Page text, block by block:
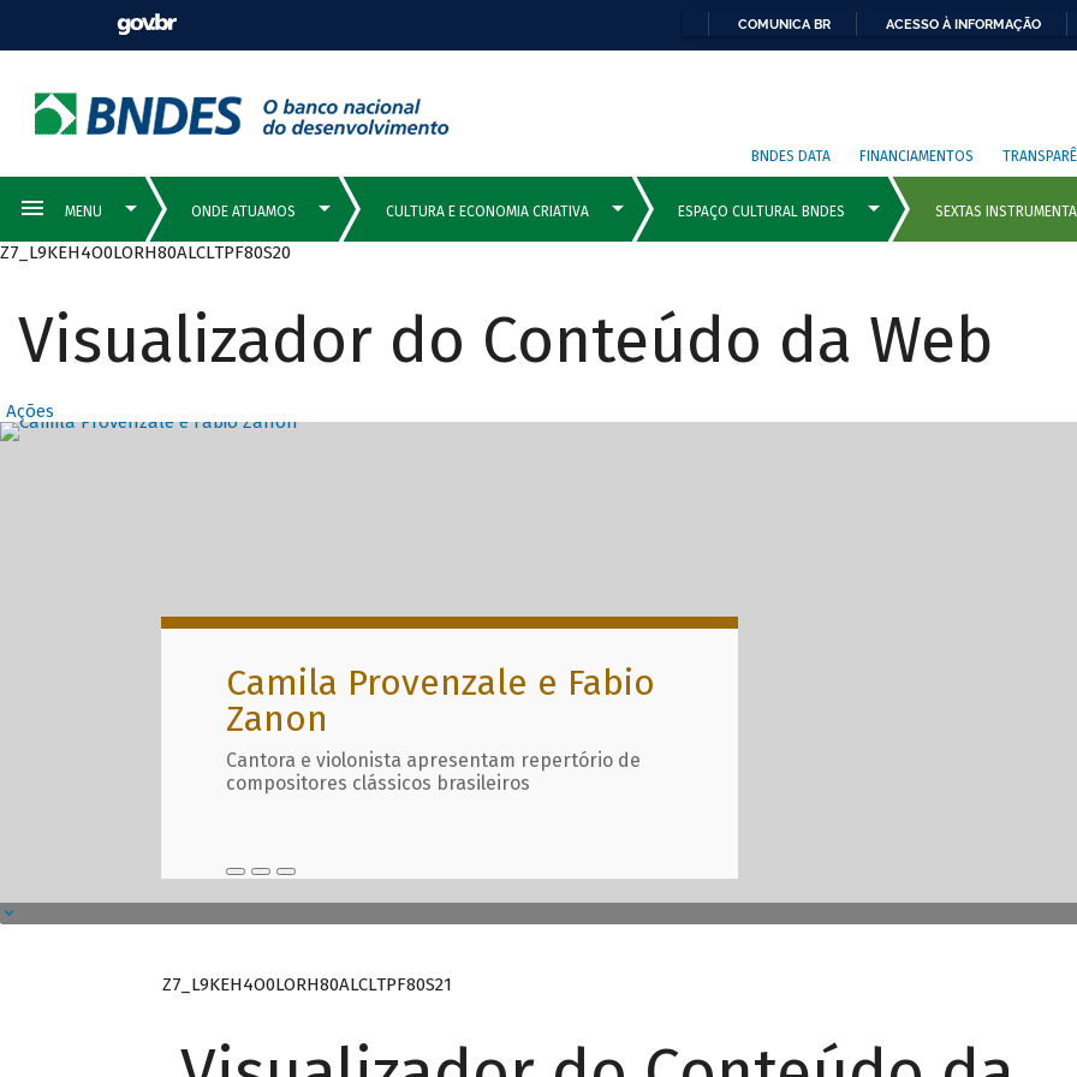
COMUNICA BR ACESSO À INFORMAÇÃO
BNDES DATA FINANCIAMENTOS
Z7_L9KEH4O0LORH80ALCLTPF80S20
Visualizador do Conteúdo da Web
Ações
Destaques Principais com
Camila Provenzale e Fabio
Zanon
Cantora e violonista apresentam repertório de
compositores clássicos brasileiros
Z7_L9KEH4O0LORH80ALCLTPF80S21